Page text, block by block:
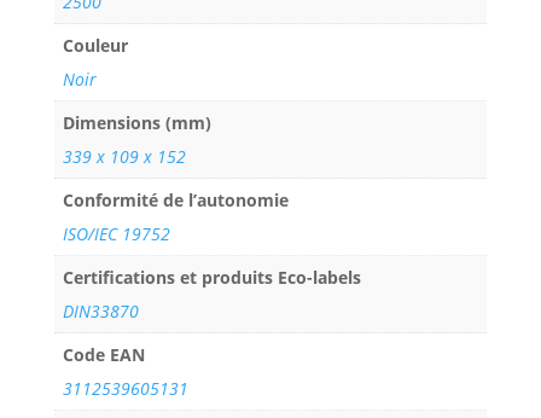
Couleur
Noir
Dimensions (mm)
339 x 109 x 152
Conformité de l’autonomie
ISO/IEC 19752
Certifications et produits Eco-labels
DIN33870
Code EAN
3112539605131